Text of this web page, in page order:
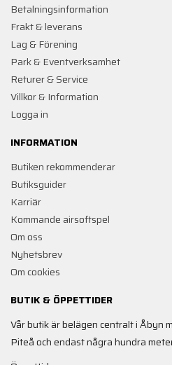
Betalningsinformation
Frakt & leverans
Lag & Förening
Park & Eventverksamhet
Returer & Service
Villkor & Information
Logga in
INFORMATION
Butiken rekommenderar
Butiksguider
Karriär
Kommande airsoftspel
Om oss
Nyhetsbrev
Om cookies
BUTIK & ÖPPETTIDER
Vår butik är belägen centralt i Åbyn
Piteå och endast några hundra